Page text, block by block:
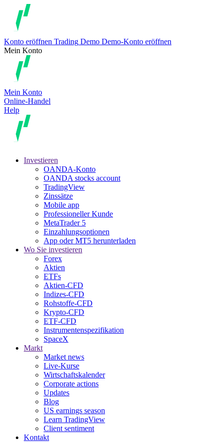
Konto eröffnen Trading Demo Demo-Konto eröffnen
Mein Konto
Mein Konto
Online-Handel
Help
Investieren
OANDA-Konto
OANDA stocks account
TradingView
Zinssätze
Mobile app
Professioneller Kunde
MetaTrader 5
Einzahlungsoptionen
App oder MT5 herunterladen
Wo Sie investieren
Forex
Aktien
ETFs
Aktien-CFD
Indizes-CFD
Rohstoffe-CFD
Krypto-CFD
ETF-CFD
Instrumentenspezifikation
SpaceX
Markt
Market news
Live-Kurse
Wirtschaftskalender
Corporate actions
Updates
Blog
US earnings season
Learn TradingView
Client sentiment
Kontakt